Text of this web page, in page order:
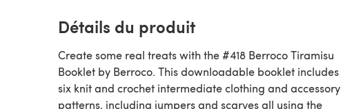
Détails du produit
Create some real treats with the #418 Berroco Tiramisu
Booklet by Berroco. This downloadable booklet includes
six knit and crochet intermediate clothing and accessory
patterns, including jumpers and scarves all using the